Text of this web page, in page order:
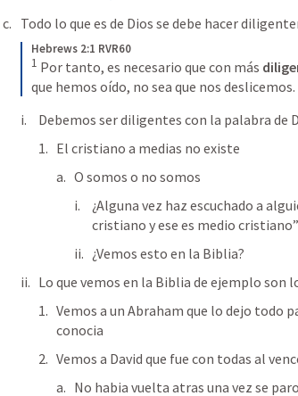
Todo lo que es de Dios se debe hacer
Hebrews 2:1 RVR60
1 Por tanto, es necesario que con más
que hemos oído, no sea que nos deslicemos.
Debemos ser diligentes con la palabra de
El cristiano a medias no existe
O somos o no somos
¿Alguna vez haz escuchado a
cristiano y ese es medio
¿Vemos esto en la Biblia?
Lo que vemos en la Biblia de ejemplo son
Vemos a un Abraham que lo dejo todo
conocia
Vemos a David que fue con todas al
No habia vuelta atras una vez se